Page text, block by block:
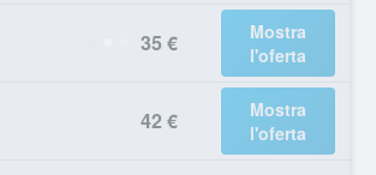
35 €
Mostra
l'oferta
42 €
Mostra
l'oferta